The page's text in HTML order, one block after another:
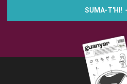
SUMA-T'HI!